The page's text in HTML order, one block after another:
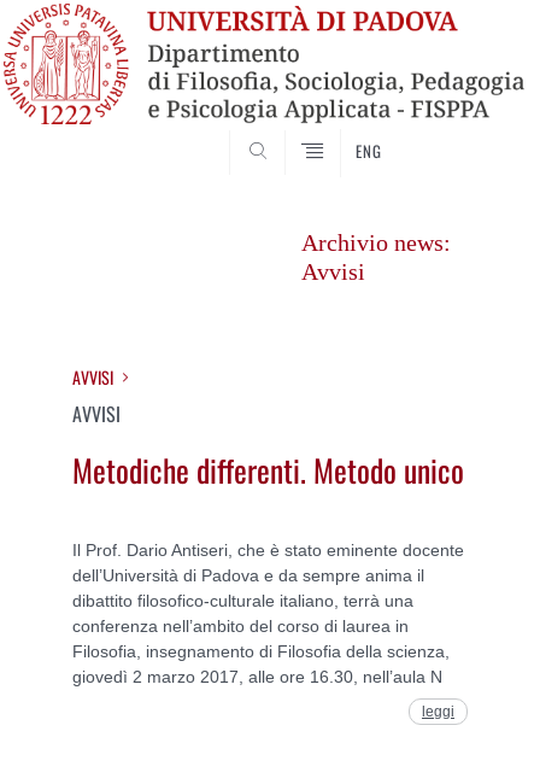
ENG
Archivio news:
Avvisi
AVVISI
AVVISI
Metodiche differenti. Metodo unico
Il Prof. Dario Antiseri, che è stato eminente docente
dell’Università di Padova e da sempre anima il
dibattito filosofico-culturale italiano, terrà una
conferenza nell’ambito del corso di laurea in
Filosofia, insegnamento di Filosofia della scienza,
giovedì 2 marzo 2017, alle ore 16.30, nell’aula N
leggi